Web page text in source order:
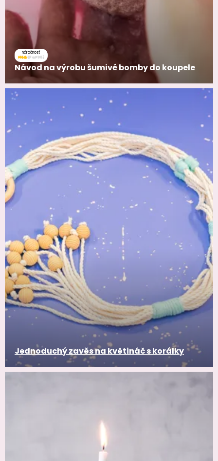
náročnosť
Návod na výrobu šumivé bomby do koupele
Jednoduchý zavěs na květináč s korálky